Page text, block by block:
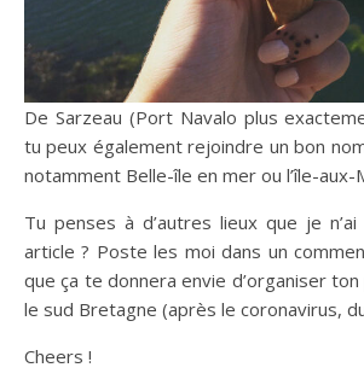
De Sarzeau (Port Navalo plus
tu peux également rejoindre un bon
notamment Belle-île en mer ou l’île-aux-
Tu penses à d’autres lieux que je
article ? Poste les moi dans un
que ça te donnera envie d’organiser
le sud Bretagne (après le coronavirus,
Cheers !